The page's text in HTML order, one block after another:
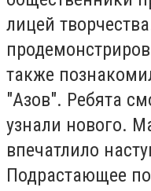
лицей
также
"Азов". Ребята
узнали нового.
впечатлило
Подрастающее